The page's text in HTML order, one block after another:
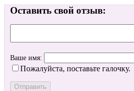
Оставить свой отзыв:
Ваше имя:
Пожалуйста, поставьте галочку.